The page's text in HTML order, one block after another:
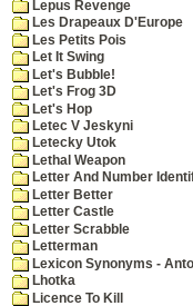
Lepus Revenge
Les Drapeaux D'Europe
Les Petits Pois
Let It Swing
Let's Bubble!
Let's Frog 3D
Let's Hop
Letec V Jeskyni
Letecky Utok
Lethal Weapon
Letter And Number
Letter Better
Letter Castle
Letter Scrabble
Letterman
Lexicon Synonyms -
Lhotka
Licence To Kill